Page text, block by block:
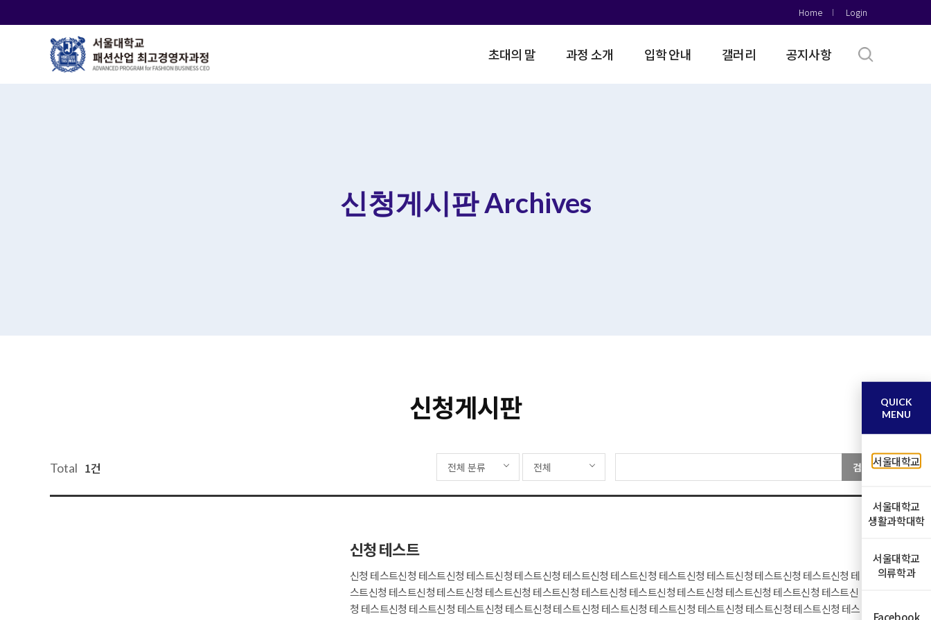
로
Home Login
초대의 말 과정 소개 입학 안내 갤러리 공지사항
신청게시판 Archives
신청게시판
Total 1건 전체 분류 전체 검색
신청 테스트
신청 테스트신청 테스트신청 테스트신청 테스트신청 테스트신청 테스트신청 테스트신청 테스트신청 테스트신청 테스트신청 테
스트신청 테스트신청 테스트신청 테스트신청 테스트신청 테스트신청 테스트신청 테스트신청 테스트신청 테스트신청 테스트신
청 테스트신청 테스트신청 테스트신청 테스트신청 테스트신청 테스트신청 테스트신청 테스트신청 테스트신청 테스트신청 테스
QUICK
MENU
서울대학교
서울대학교
생활과학대학
서울대학교
의류학과
Facebook